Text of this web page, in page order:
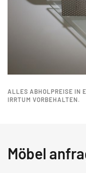
ALLES ABHOLPREISE IN
IRRTUM VORBEHALTEN.
Möbel